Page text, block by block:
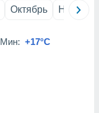
Октябрь Ноябрь
Мин: +17°C